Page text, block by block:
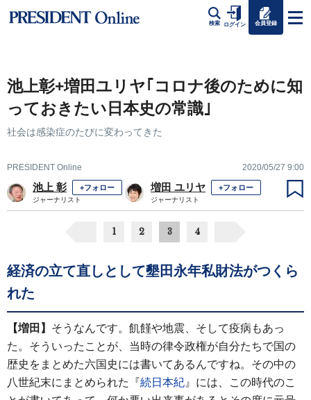
検索 ログイン 会員登録
池上彰+増田ユリヤ｢コロナ後のために知
っておきたい日本史の常識｣
社会は感染症のたびに変わってきた
PRESIDENT Online 2020/05/27 9:00
池上 彰 +フォロー
ジャーナリスト
増田 ユリヤ +フォロー
ジャーナリスト
1 2 3 4
経済の立て直しとして墾田永年私財法がつくら
れた
【増田】 そうなんです。飢饉や地震、そして疫病もあっ
た。そういったことが、当時の律令政権が自分たちで国の
歴史をまとめた六国史には書いてあるんですね。その中の
八世紀末にまとめられた『続日本紀 』には、この時代のこ